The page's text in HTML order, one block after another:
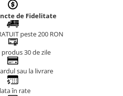
de Fidelitate
peste 200 RON
30 de zile
sau la livrare
în rate